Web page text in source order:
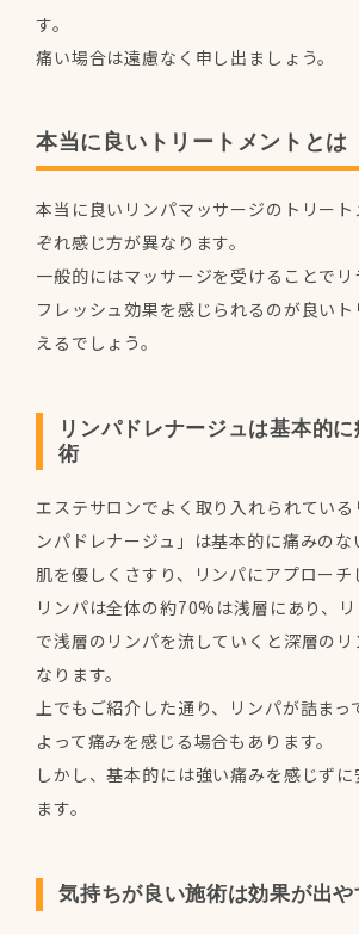
す。
痛い場合は遠慮なく申し出ましょう。
本当に良いトリートメントとは
本当に良いリンパマッサージのトリー
ぞれ感じ方が異なります。
一般的にはマッサージを受けることでリ
フレッシュ効果を感じられるのが良い
えるでしょう。
リンパドレナージュは基本的
術
エステサロンでよく取り入れられている
ンパドレナージュ」は基本的に痛みのな
肌を優しくさすり、リンパにアプローチ
リンパは全体の約70%は浅層にあり、
で浅層のリンパを流していくと深層のリ
なります。
上でもご紹介した通り、リンパが詰まっ
よって痛みを感じる場合もあります。
しかし、基本的には強い痛みを感じず
ます。
気持ちが良い施術は効果が出や